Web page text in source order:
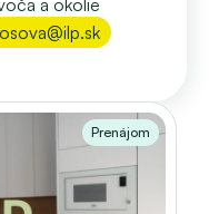
a okolie
Prenájom